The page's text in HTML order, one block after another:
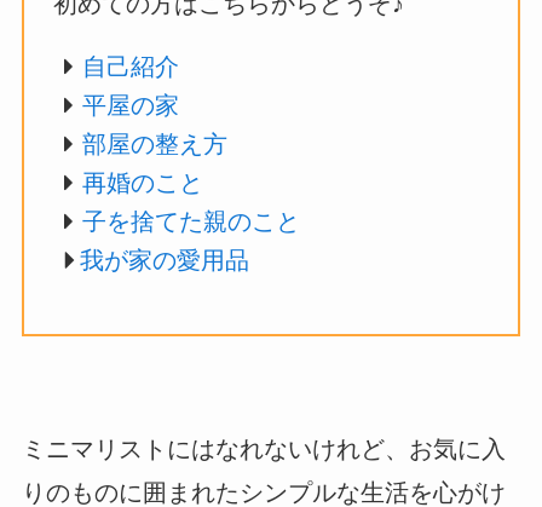
自己紹介
平屋の家
部屋の整え方
再婚のこと
子を捨てた親のこと
我が家の愛用品
ミニマリストにはなれないけれど、お気に入
りのものに囲まれたシンプルな生活を心がけ